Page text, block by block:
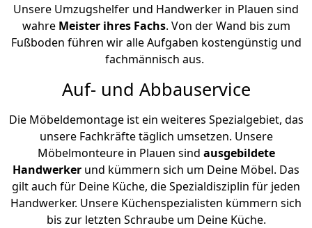
Unsere Umzugshelfer und Handwerker in Plauen sind
wahre Meister ihres Fachs. Von der Wand bis zum
Fußboden führen wir alle Aufgaben kostengünstig und
fachmännisch aus.
Auf- und Abbauservice
Die Möbeldemontage ist ein weiteres Spezialgebiet, das
unsere Fachkräfte täglich umsetzen. Unsere
Möbelmonteure in Plauen sind ausgebildete
Handwerker und kümmern sich um Deine Möbel. Das
gilt auch für Deine Küche, die Spezialdisziplin für jeden
Handwerker. Unsere Küchenspezialisten kümmern sich
bis zur letzten Schraube um Deine Küche.